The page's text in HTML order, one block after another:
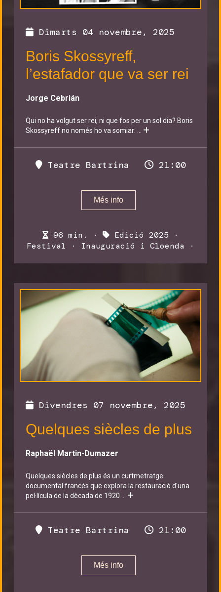
Dimarts 04 novembre, 2025
Boris Skossyreff,
l’estafador que va ser rei
Jorge Cebrián
Qui no ha volgut ser rei, ni que fos per un sol dia? Boris
Skossyreff no només ho va somiar:
Teatre Bartrina 21:00
Més info
96 min. · Edició 2025 ·
Festival · Inauguració i Cloenda ·
Divendres 07 novembre, 2025
Quelques siècles de plus
Raphaël Martin-Dumazer
Quelques siècles de plus és un curtmetratge
documental francès que explora la restauració d'una
pel·lícula de la dècada de 1920
Teatre Bartrina 21:00
Més info